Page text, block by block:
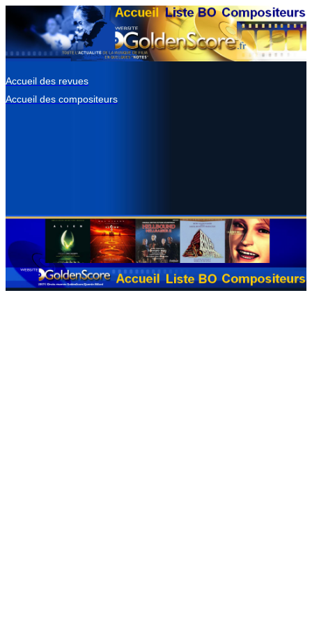
Accueil des revues
Accueil des compositeurs